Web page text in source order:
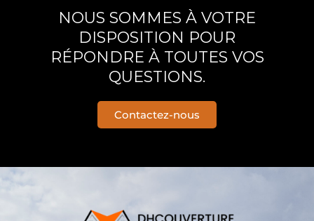
NOUS SOMMES À VOTRE
DISPOSITION POUR
RÉPONDRE À TOUTES VOS
QUESTIONS.
Contactez-nous